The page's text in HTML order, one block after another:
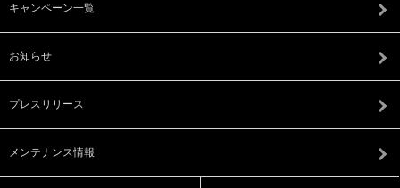
キャンペーン一覧
お知らせ
プレスリリース
メンテナンス情報